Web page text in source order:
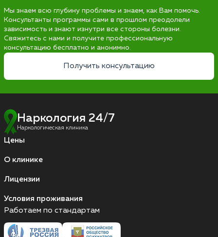
Мы знаем всю глубину проблемы и знаем, как Вам помочь.
Консультанты программы сами в прошлом преодолели
зависимость и знают изнутри все стороны болезни.
Свяжитесь с нами и получите профессиональную
консультацию бесплатно и анонимно.
Получить консультацию
Наркология 24/7
Наркологическая клиника
Цены
О клинике
Лицензии
Условия проживания
Работаем по стандартам